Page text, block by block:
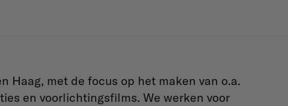
Haag, met de focus op het maken van o.a.
en voorlichtingsfilms. We werken voor